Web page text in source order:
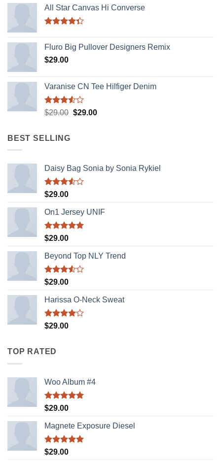
4.005
sao
All Star Canvas Hi Converse
5 sao
Fluro Big Pullover Designers Remix
$29.00
Varanise CN Tee Hilfiger Denim
Được
3.505
sao
$29.00 Giá
$29.00Giá
BEST SELLING
Daisy Bag Sonia by Sonia Rykiel
Được
hạng
3.505
sao
$29.00
On1 Jersey UNIF
Được xếp
5 sao
$29.00
Beyond Top NLY Trend
Được
hạng
3.505
sao
$29.00
Harissa O-Neck Sweat
Được
sao
$29.00
TOP RATED
Woo Album #4
Được xếp
5 sao
$29.00
Magnete Exposure Diesel
Được xếp
$29.00